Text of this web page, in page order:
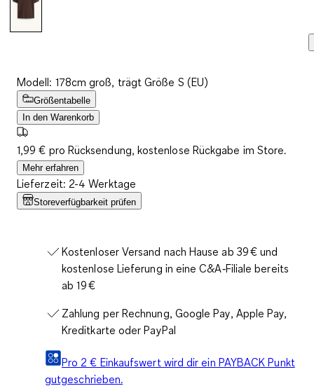
Modell: 178cm groß, trägt Größe S (EU)
Größentabelle
In den Warenkorb
1,99 € pro Rücksendung, kostenlose Rückgabe im Store.
Mehr erfahren
Lieferzeit: 2-4 Werktage
Storeverfügbarkeit prüfen
Kostenloser Versand nach Hause ab 39 € und
kostenlose Lieferung in eine C&A‑Filiale bereits
ab 19 €
Zahlung per Rechnung, Google Pay, Apple Pay,
Kreditkarte oder PayPal
Pro 2 € Einkaufswert wird dir ein PAYBACK Punkt
gutgeschrieben.